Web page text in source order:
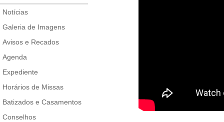
Notícias
Galeria de Imagens
Avisos e Recados
Agenda
Expediente
Horários de Missas
Batizados e Casamentos
Conselhos